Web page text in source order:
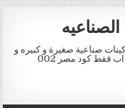
صناعية صغيرة و كبيره و